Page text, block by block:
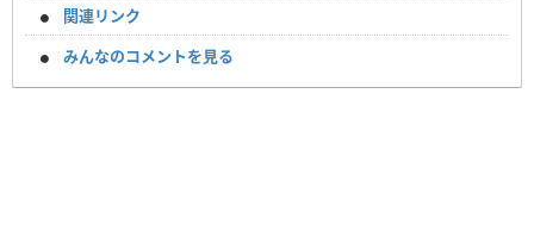
関連リンク
みんなのコメントを見る